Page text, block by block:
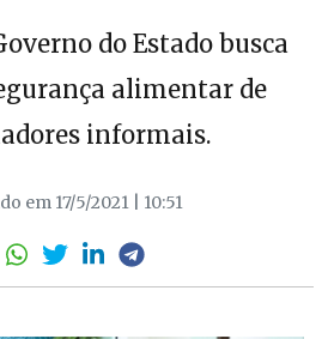
do Estado busca
alimentar de
informais.
em 17/5/2021 | 10:51